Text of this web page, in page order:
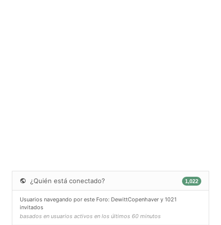
¿Quién está conectado? 1,022
Usuarios navegando por este Foro: DewittCopenhaver y 1021
invitados
basados en usuarios activos en los últimos 60 minutos